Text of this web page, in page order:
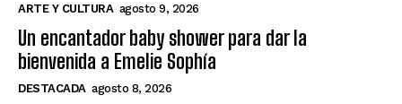
ARTE Y CULTURA agosto 9, 2026
Un encantador baby shower para dar la
bienvenida a Emelie Sophía
DESTACADA agosto 8, 2026